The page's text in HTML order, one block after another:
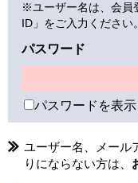
※ユーザー名は、会員
ID」をご入力ください。
パスワード
パスワードを表示
ユーザー名、メール
りにならない方は、